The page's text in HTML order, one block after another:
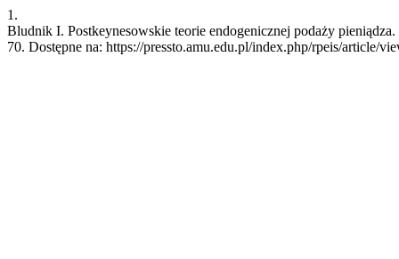
1.
Bludnik I. Postkeynesowskie teorie endogenicznej podaży
70. Dostępne na: https://pressto.amu.edu.pl/index.php/rpeis/article/